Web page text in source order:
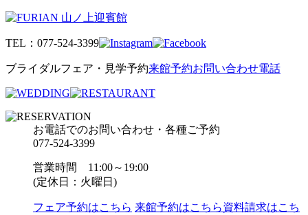
TEL： 077-524-3399
ブライダルフェア・見学予約来館予約お問い合わせ電話
お電話でのお問い合わせ・各種ご予約
077-524-3399
営業時間 11:00～19:00
(定休日：火曜日)
フェア予約はこちら 来館予約はこちら資料請求はこち